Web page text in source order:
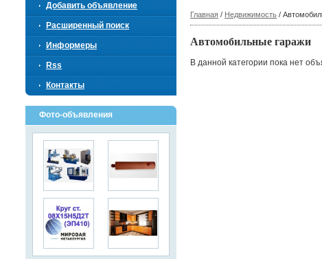
Главная / Недвижимость /
Автомобильные гаражи
В данной категории пока нет
Добавить объявление
Расширенный поиск
Информеры
Rss
Контакты
Фото-объявления